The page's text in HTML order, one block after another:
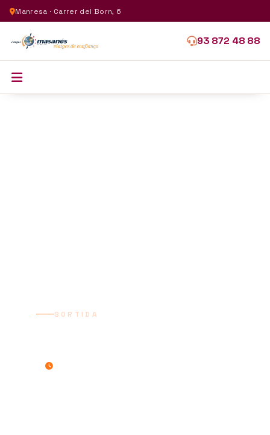
Manresa · Carrer del Born, 6
93 872 48 88
SORTIDA
14 dies / 13 nits